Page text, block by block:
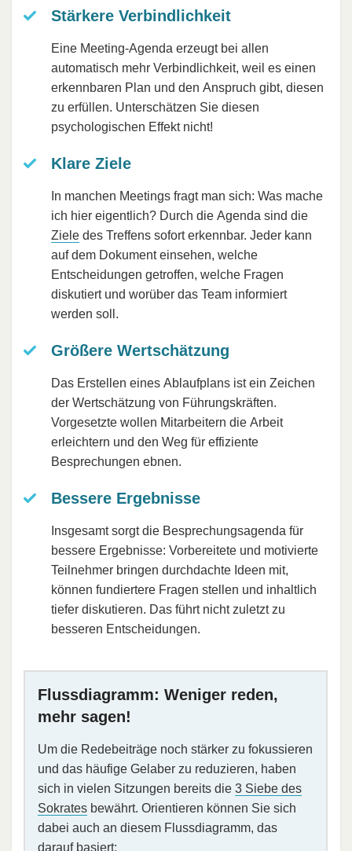
Stärkere Verbindlichkeit
Eine Meeting-Agenda erzeugt bei allen
automatisch mehr Verbindlichkeit, weil es einen
erkennbaren Plan und den Anspruch gibt, diesen
zu erfüllen. Unterschätzen Sie diesen
psychologischen Effekt nicht!
Klare Ziele
In manchen Meetings fragt man sich: Was mache
ich hier eigentlich? Durch die Agenda sind die
Ziele des Treffens sofort erkennbar. Jeder kann
auf dem Dokument einsehen, welche
Entscheidungen getroffen, welche Fragen
diskutiert und worüber das Team informiert
werden soll.
Größere Wertschätzung
Das Erstellen eines Ablaufplans ist ein Zeichen
der Wertschätzung von Führungskräften.
Vorgesetzte wollen Mitarbeitern die Arbeit
erleichtern und den Weg für effiziente
Besprechungen ebnen.
Bessere Ergebnisse
Insgesamt sorgt die Besprechungsagenda für
bessere Ergebnisse: Vorbereitete und motivierte
Teilnehmer bringen durchdachte Ideen mit,
können fundiertere Fragen stellen und inhaltlich
tiefer diskutieren. Das führt nicht zuletzt zu
besseren Entscheidungen.
Flussdiagramm: Weniger reden,
mehr sagen!
Um die Redebeiträge noch stärker zu fokussieren
und das häufige Gelaber zu reduzieren, haben
sich in vielen Sitzungen bereits die 3 Siebe des
Sokrates bewährt. Orientieren können Sie sich
dabei auch an diesem Flussdiagramm, das
darauf basiert: